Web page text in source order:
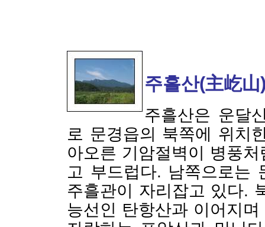
주흘산(主屹山
주흘산은 운달
로 문경읍의 북쪽에 위치
아오른 기암절벽이 병풍
고 부드럽다. 남쪽으로는
주흘관이 자리잡고 있다.
능선인 탄항산과 이어지